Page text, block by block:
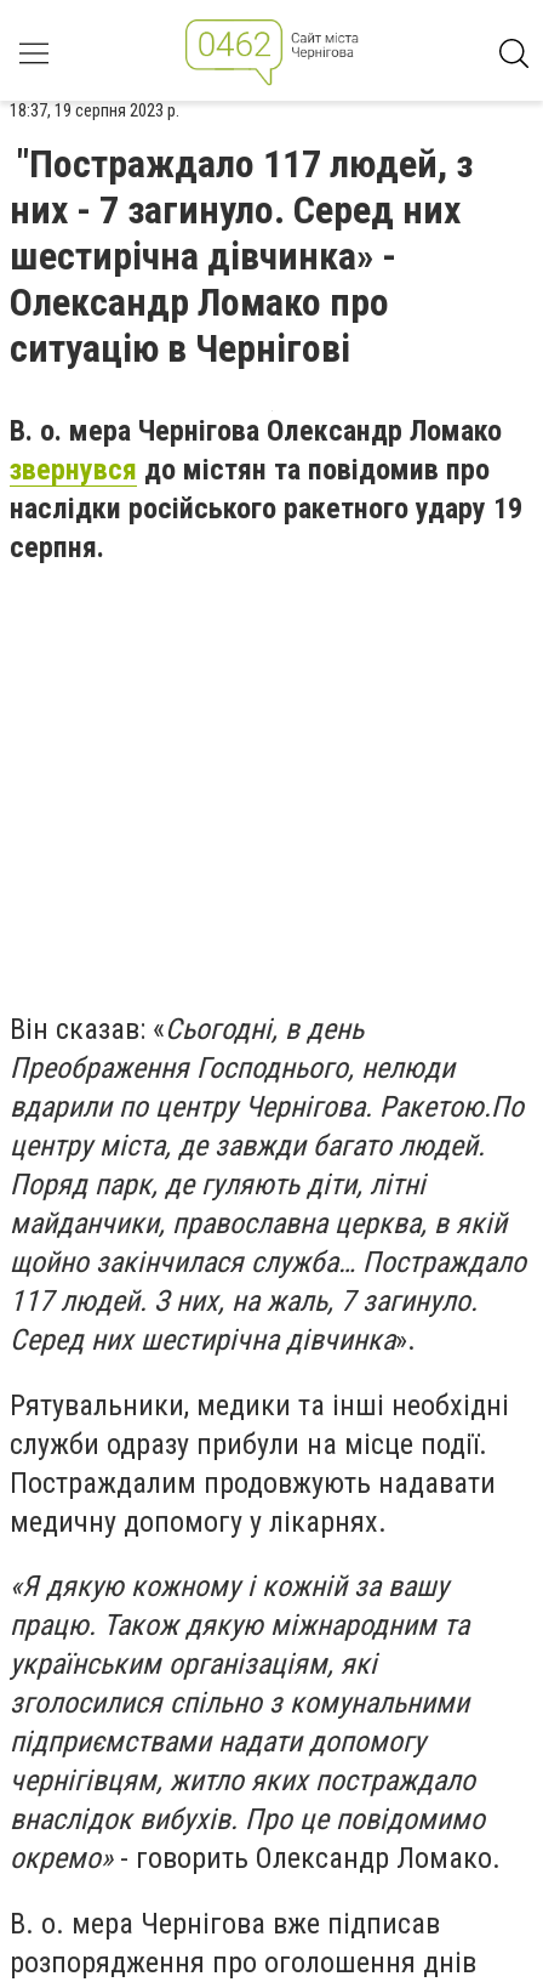
18:37, 19 серпня 2023 р.
"Постраждало 117 людей, з
них - 7 загинуло. Серед них
шестирічна дівчинка» -
Олександр Ломако про
ситуацію в Чернігові
В. о. мера Чернігова Олександр Ломако
звернувся до містян та повідомив про
наслідки російського ракетного удару 19
серпня.
Він сказав: «Сьогодні, в день
Преображення Господнього, нелюди
вдарили по центру Чернігова. Ракетою.По
центру міста, де завжди багато людей.
Поряд парк, де гуляють діти, літні
майданчики, православна церква, в якій
щойно закінчилася служба… Постраждало
117 людей. З них, на жаль, 7 загинуло.
Серед них шестирічна дівчинка».
Рятувальники, медики та інші необхідні
служби одразу прибули на місце події.
Постраждалим продовжують надавати
медичну допомогу у лікарнях.
«Я дякую кожному і кожній за вашу
працю. Також дякую міжнародним та
українським організаціям, які
зголосилися спільно з комунальними
підприємствами надати допомогу
чернігівцям, житло яких постраждало
внаслідок вибухів. Про це повідомимо
окремо»- говорить Олександр Ломако.
В. о. мера Чернігова вже підписав
розпорядження про оголошення днів